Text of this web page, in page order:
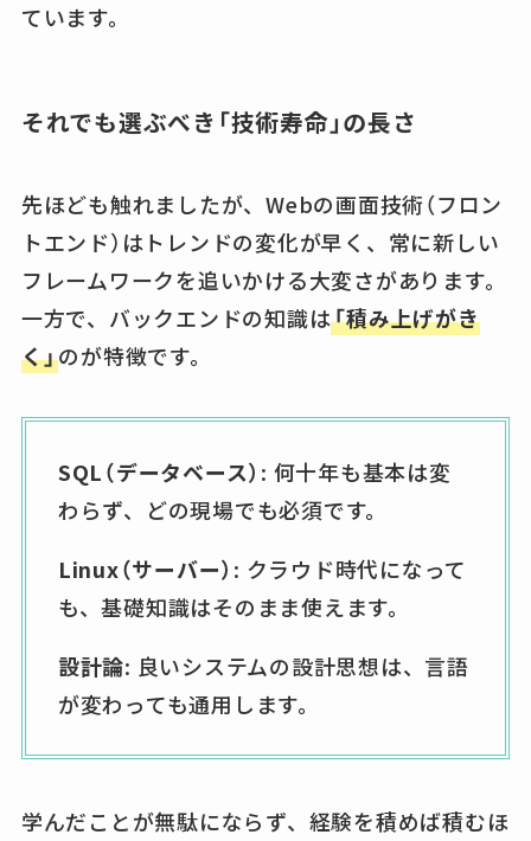
ています。
それでも選ぶべき「技術寿命」の長さ
先ほども触れましたが、Webの画面技術（フロン
トエンド）はトレンドの変化が早く、常に新しい
フレームワークを追いかける大変さがあります。
一方で、バックエンドの知識は「積み上げがき
く」のが特徴です。
SQL（データベース） : 何十年も基本は変
わらず、どの現場でも必須です。
Linux（サーバー） : クラウド時代になって
も、基礎知識はそのまま使えます。
設計論: 良いシステムの設計思想は、言語
が変わっても通用します。
学んだことが無駄にならず、経験を積めば積むほ